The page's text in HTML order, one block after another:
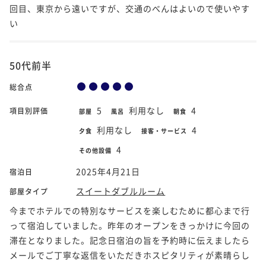
回目、東京から遠いですが、交通のべんはよいので使いやす
い
50代前半
総合点
項目別評価 部屋 5 風呂 利用なし 朝食 4
夕食 利用なし 接客・サービス 4
その他設備 4
宿泊日 2025年4月21日
部屋タイプ
スイートダブルルーム
今までホテルでの特別なサービスを楽しむために都心まで行
って宿泊していました。昨年のオープンをきっかけに今回の
滞在となりました。記念日宿泊の旨を予約時に伝えましたら
メールでご丁寧な返信をいただきホスピタリティが素晴らし